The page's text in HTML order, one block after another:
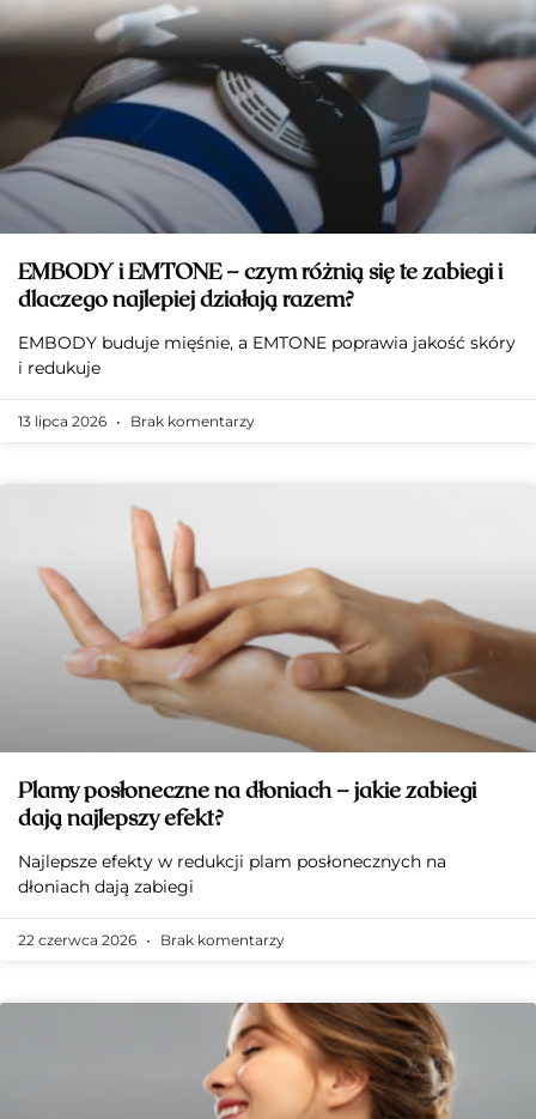
EMBODY i EMTONE – czym różnią się te zabiegi i
dlaczego najlepiej działają razem?
EMBODY buduje mięśnie, a EMTONE poprawia jakość skóry
i redukuje
13 lipca 2026 Brak komentarzy
Plamy posłoneczne na dłoniach – jakie zabiegi
dają najlepszy efekt?
Najlepsze efekty w redukcji plam posłonecznych na
dłoniach dają zabiegi
22 czerwca 2026 Brak komentarzy